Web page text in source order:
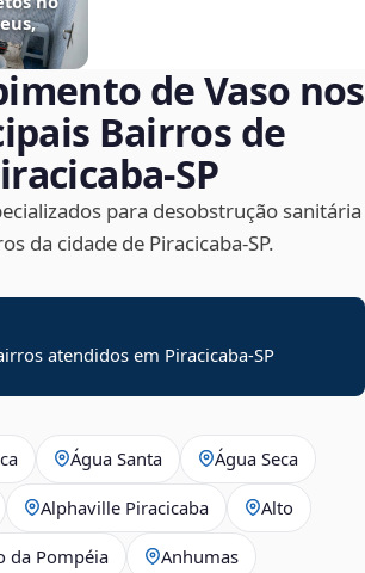
de Vaso nos
Bairros de
para desobstrução sanitária
da cidade de Piracicaba‑SP.
atendidos em Piracicaba-SP
Água Santa Água Seca
Alphaville Piracicaba Alto
da Pompéia Anhumas